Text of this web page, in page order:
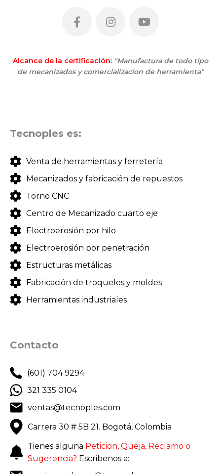
Alcance de la certificación: "Manufactura de todo tipo
de mecanizados y comercializacion de herramienta"
Tecnoples es:
Venta de herramientas y ferretería
Mecanizados y fabricación de repuestos
Torno CNC
Centro de Mecanizado cuarto eje
Electroerosión por hilo
Electroerosión por penetración
Estructuras metálicas
Fabricación de troqueles y moldes
Herramientas industriales
Contacto
(601) 704 9294
321 335 0104
ventas@tecnoples.com
Carrera 30 # 5B 21. Bogotá, Colombia
Tienes alguna Peticion, Queja, Reclamo o
Sugerencia? Escribenos a: